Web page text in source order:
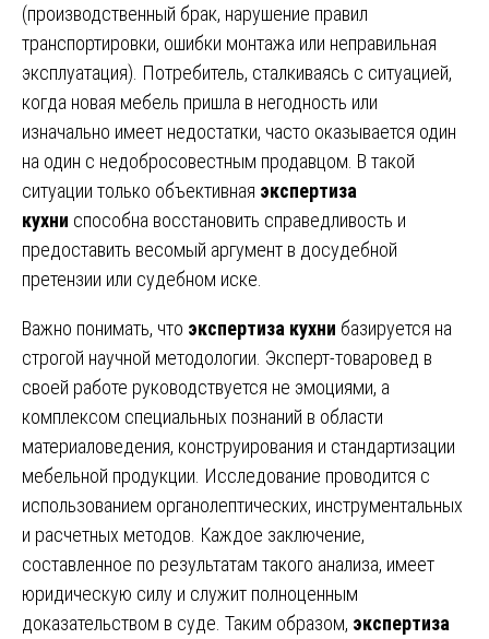
(производственный брак, нарушение правил
транспортировки, ошибки монтажа или неправильная
эксплуатация). Потребитель, сталкиваясь с ситуацией,
когда новая мебель пришла в негодность или
изначально имеет недостатки, часто оказывается один
на один с недобросовестным продавцом. В такой
ситуации только объективная экспертиза
кухни способна восстановить справедливость и
предоставить весомый аргумент в досудебной
претензии или судебном иске.
Важно понимать, что экспертиза кухни базируется на
строгой научной методологии. Эксперт-товаровед в
своей работе руководствуется не эмоциями, а
комплексом специальных познаний в области
материаловедения, конструирования и стандартизации
мебельной продукции. Исследование проводится с
использованием органолептических, инструментальных
и расчетных методов. Каждое заключение,
составленное по результатам такого анализа, имеет
юридическую силу и служит полноценным
доказательством в суде. Таким образом, экспертиза